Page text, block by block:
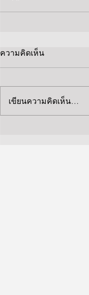
ความคิดเห็น
เขียนความคิดเห็น…